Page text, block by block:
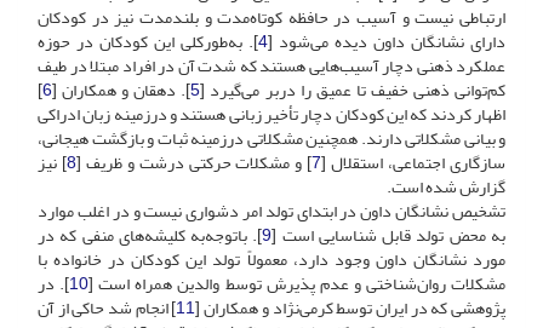
ارتباطی نیست و آسیب در حافظه کوتاه‌مدت و بلندمدت نیز در کودکان
دارای نشانگان داون دیده می‌شود [4]. به‌طورکلی این کودکان در حوزه
عملکرد ذهنی دچار آسیب‌هایی هستند که شدت آن در افراد مبتلا در طیف
کم‌توانی ذهنی خفیف تا عمیق را دربر می‌گیرد [5]. دهقان و همکاران [6
]
اظهار کردند که این کودکان دچار تأخیر زبانی هستند و درزمینه زبان ادراکی
و بیانی مشکلاتی دارند. همچنین مشکلاتی درزمینه ثبات و بازگشت هیجانی،
سازگاری اجتماعی، استقلال [7] و مشکلات حرکتی درشت و ظریف [8] نیز
گزارش شده است.
تشخیص نشانگان داون در ابتدای تولد امر دشواری نیست و در اغلب موارد
به محض تولد قابل شناسایی است [9]. باتوجه‌به کلیشه‌های منفی که در
مورد نشانگان داون وجود دارد، معمولاً تولد این کودکان در خانواده با
مشکلات روان‌شناختی و عدم پذیرش توسط والدین همراه است [10]. در
پژوهشی که در ایران توسط کرمی‌نژاد و همکاران [11] انجام شد حاکی از آن